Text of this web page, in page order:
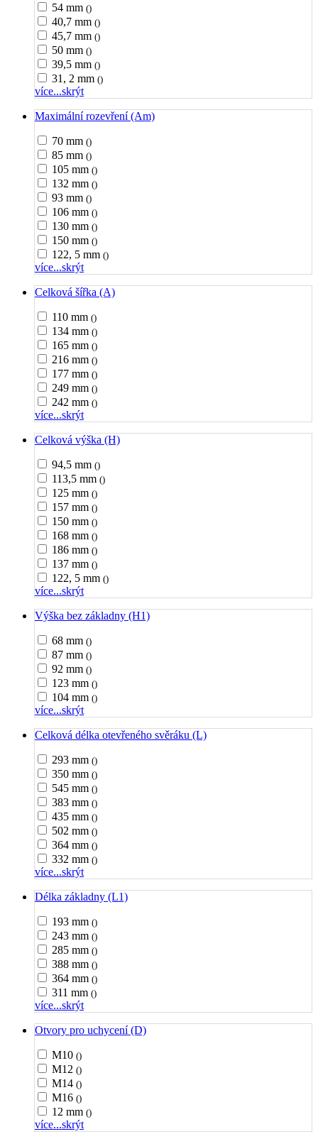
54 mm ()
40,7 mm ()
45,7 mm ()
50 mm ()
39,5 mm ()
31, 2 mm ()
více...skrýt
Maximální rozevření (Am)
70 mm ()
85 mm ()
105 mm ()
132 mm ()
93 mm ()
106 mm ()
130 mm ()
150 mm ()
122, 5 mm ()
více...skrýt
Celková šířka (A)
110 mm ()
134 mm ()
165 mm ()
216 mm ()
177 mm ()
249 mm ()
242 mm ()
více...skrýt
Celková výška (H)
94,5 mm ()
113,5 mm ()
125 mm ()
157 mm ()
150 mm ()
168 mm ()
186 mm ()
137 mm ()
122, 5 mm ()
více...skrýt
Výška bez základny (H1)
68 mm ()
87 mm ()
92 mm ()
123 mm ()
104 mm ()
více...skrýt
Celková délka otevřeného svěráku (L)
293 mm ()
350 mm ()
545 mm ()
383 mm ()
435 mm ()
502 mm ()
364 mm ()
332 mm ()
více...skrýt
Délka základny (L1)
193 mm ()
243 mm ()
285 mm ()
388 mm ()
364 mm ()
311 mm ()
více...skrýt
Otvory pro uchycení (D)
M10 ()
M12 ()
M14 ()
M16 ()
12 mm ()
více...skrýt